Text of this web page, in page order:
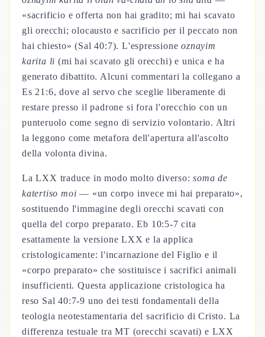
«sacrificio e offerta non hai gradito; mi hai scavato
gli orecchi; olocausto e sacrificio per il peccato non
hai chiesto» (Sal 40:7). L'espressioneoznayim
karita li (mi hai scavato gli orecchi) e unica e ha
generato dibattito. Alcuni commentari la collegano a
Es 21:6, dove al servo che sceglie liberamente di
restare presso il padrone si fora l'orecchio con un
punteruolo come segno di servizio volontario. Altri
la leggono come metafora dell'apertura all'ascolto
della volonta divina.
La LXX traduce in modo molto diverso:soma de
katertiso moi — «un corpo invece mi hai preparato»,
sostituendo l'immagine degli orecchi scavati con
quella del corpo preparato. Eb 10:5-7 cita
esattamente la versione LXX e la applica
cristologicamente: l'incarnazione del Figlio e il
«corpo preparato» che sostituisce i sacrifici animali
insufficienti. Questa applicazione cristologica ha
reso Sal 40:7-9 uno dei testi fondamentali della
teologia neotestamentaria del sacrificio di Cristo. La
differenza testuale tra MT (orecchi scavati) e LXX